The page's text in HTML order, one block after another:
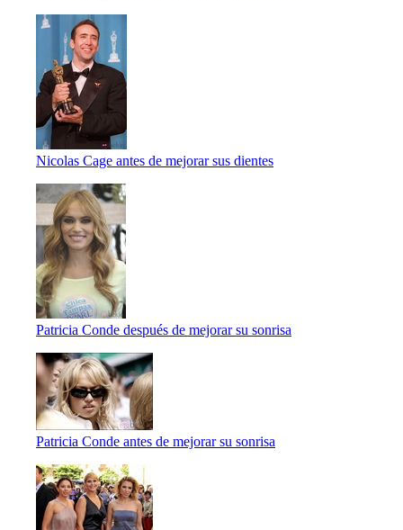
Nicolas Cage antes de mejorar sus dientes
Patricia Conde después de mejorar su sonrisa
Patricia Conde antes de mejorar su sonrisa